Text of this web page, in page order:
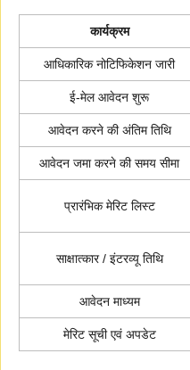
कार्यक्रम
आधिकारिक नोटिफिकेशन जारी
ई-मेल आवेदन शुरू
आवेदन करने की अंतिम तिथि
आवेदन जमा करने की समय सीमा
प्रारंभिक मेरिट लिस्ट
साक्षात्कार / इंटरव्यू तिथि
आवेदन माध्यम
मेरिट सूची एवं अपडेट